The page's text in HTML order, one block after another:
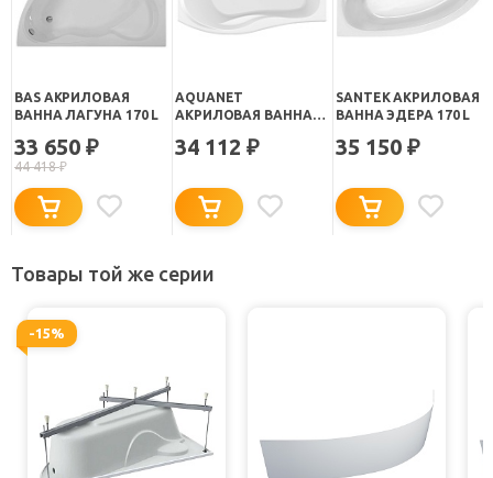
BAS АКРИЛОВАЯ
ВАННА ЛАГУНА 170 L
33 650 ₽
44 418₽
AQUANET
АКРИЛОВАЯ ВАННА
34 112 ₽
SANTEK АКРИЛОВАЯ
ВАННА ЭДЕРА 170 L
35 150 ₽
Товары той же серии
-15%